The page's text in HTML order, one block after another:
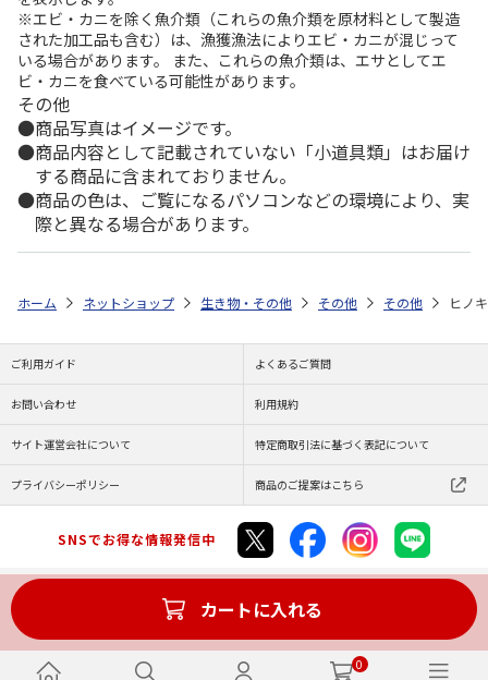
0
※エビ・カニを除く魚介類（これらの魚介類を原材料として製造
された加工品も含む）は、漁獲漁法によりエビ・カニが混じって
いる場合があります。 また、これらの魚介類は、エサとしてエ
ビ・カニを食べている可能性があります。
その他
商品写真はイメージです。
商品内容として記載されていない「小道具類」はお届け
する商品に含まれておりません。
商品の色は、ご覧になるパソコンなどの環境により、実
際と異なる場合があります。
カートに入れる
ホーム ネットショップ 生き物・その他 その他 その他 ヒノ
ご利用ガイド よくあるご質問
お問い合わせ 利用規約
サイト運営会社について 特定商取引法に基づく表記について
プライバシーポリシー 商品のご提案はこちら
SNSでお得な情報発信中